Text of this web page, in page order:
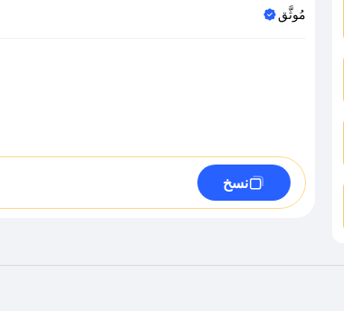
مُوثَّق
نسخ